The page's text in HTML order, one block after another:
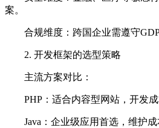
案。
合规维度：跨国企业需遵守
2. 开发框架的选型策略
主流方案对比：
PHP：适合内容型网站，开发成
Java：企业级应用首选，维护成